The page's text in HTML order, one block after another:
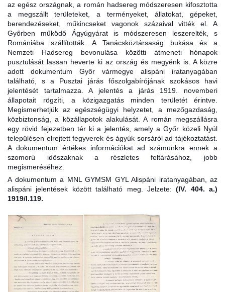
az egész országnak, a román hadsereg módszeresen kifosztotta
a megszállt területeket, a terményeket, állatokat, gépeket,
berendezéseket, műkincseket vagonok százaival vitték el. A
Győrben működő Ágyúgyárat is módszeresen leszerelték, s
Romániába szállították. A Tanácsköztársaság bukása és a
Nemzeti Hadsereg bevonulása közötti átmeneti hónapok
pusztulását lassan heverte ki az ország és megyénk is. A közre
adott dokumentum Győr vármegye alispáni iratanyagában
található, s a Pusztai járás főszolgabírójának szokásos havi
jelentését tartalmazza. A jelentés a járás 1919. novemberi
állapotait rögzíti, a közigazgatás minden területét érintve.
Megismerhetjük az egészségügyi helyzetet, a mezőgazdaság,
közbiztonság, a közállapotok alakulását. A román megszállásra
egy rövid fejezetben tér ki a jelentés, amely a Győr közeli Nyúl
településen elrejtett fegyverek és ágyúk sorsáról ad tájékoztatást.
A dokumentum értékes információkat ad számunkra ennek a
szomorú időszaknak a részletes feltárásához, jobb
megismeréséhez.
A dokumentum a MNL GYMSM GYL Alispáni iratanyagában, az
alispáni jelentések között található meg. Jelzete:(IV. 404. a.)
1919/I.119.